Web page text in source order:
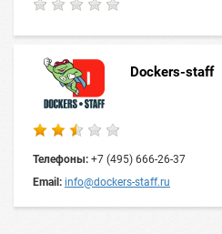
Dockers-staff
Телефоны: +7 (495) 666-26-37
Email: info@dockers-staff.ru